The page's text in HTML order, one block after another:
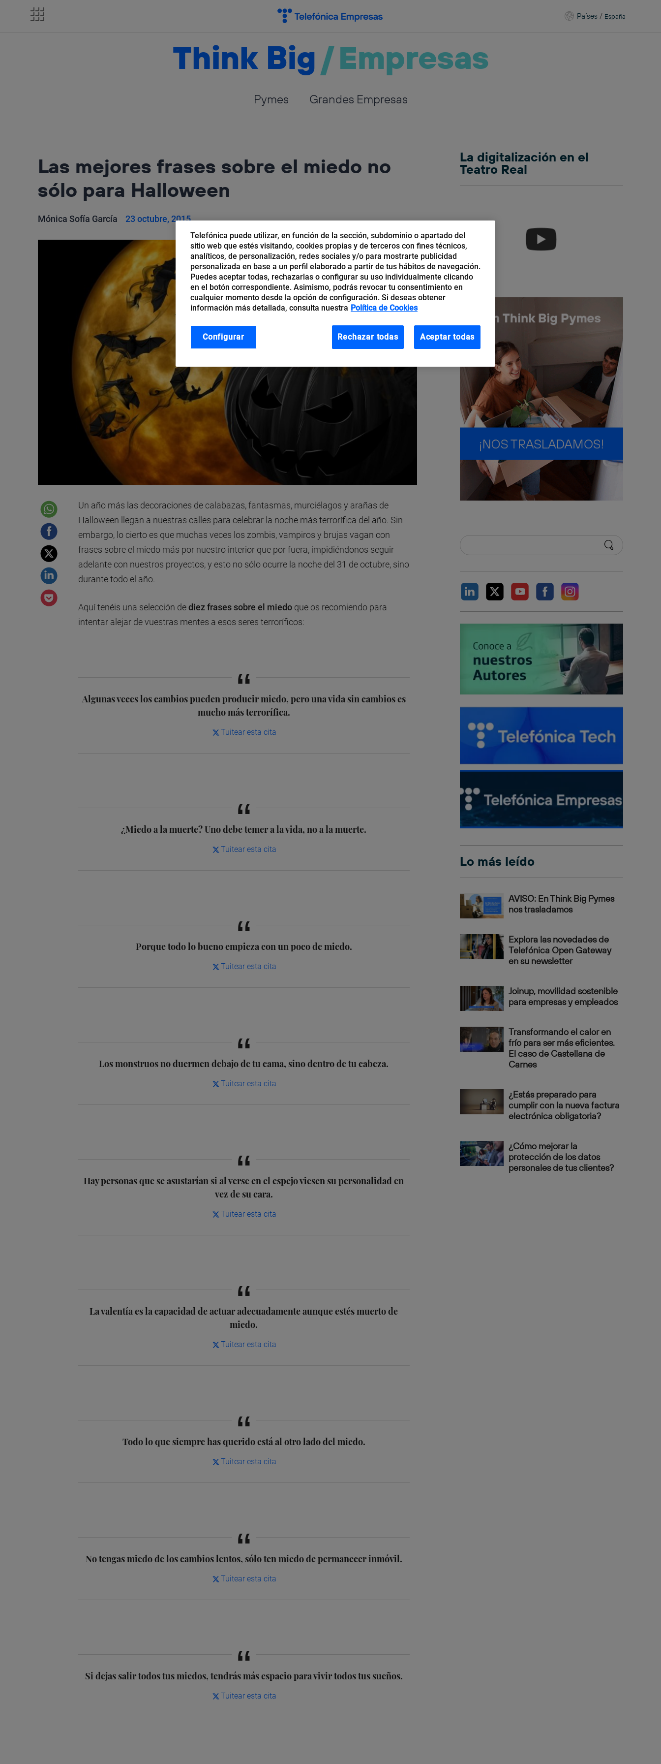
Países / España
Think Big/Empresas
Pymes Grandes Empresas
Las mejores frases sobre el miedo no
sólo para Halloween
Mónica Sofía García 23 octubre, 2015
Un año más las decoraciones de calabazas, fantasmas, murciélagos y arañas de
Halloween llegan a nuestras calles para celebrar la noche más terrorífica del año. Sin
embargo, lo cierto es que muchas veces los zombis, vampiros y brujas vagan con
frases sobre el miedo más por nuestro interior que por fuera, impidiéndonos seguir
adelante con nuestros proyectos, y esto no sólo ocurre la noche del 31 de octubre, sino
durante todo el año.
Aquí tenéis una selección dediez frases sobre el miedoque os recomiendo para
intentar alejar de vuestras mentes a esos seres terroríficos:
Algunas veces los cambios pueden producir miedo, pero una vida sin cambios es
mucho más terrorífica.
Tuitear esta cita
¿Miedo a la muerte? Uno debe temer a la vida, no a la muerte.
Tuitear esta cita
Porque todo lo bueno empieza con un poco de miedo.
Tuitear esta cita
Los monstruos no duermen debajo de tu cama, sino dentro de tu cabeza.
Tuitear esta cita
Hay personas que se asustarían si al verse en el espejo viesen su personalidad en
vez de su cara.
Tuitear esta cita
La valentía es la capacidad de actuar adecuadamente aunque estés muerto de
miedo.
Tuitear esta cita
Todo lo que siempre has querido está al otro lado del miedo.
Tuitear esta cita
No tengas miedo de los cambios lentos, sólo ten miedo de permanecer inmóvil.
Tuitear esta cita
Si dejas salir todos tus miedos, tendrás más espacio para vivir todos tus sueños.
Tuitear esta cita
La digitalización en el
Teatro Real
Lo más leído
AVISO: En Think Big Pymes
nos trasladamos
Explora las novedades de
Telefónica Open Gateway
en su newsletter
Joinup, movilidad sostenible
para empresas y empleados
Transformando el calor en
frío para ser más eficientes.
El caso de Castellana de
Carnes
¿Estás preparado para
cumplir con la nueva factura
electrónica obligatoria?
¿Cómo mejorar la
protección de los datos
personales de tus clientes?
Telefónica puede utilizar, en función de la sección, subdominio o apartado del
sitio web que estés visitando, cookies propias y de terceros con fines técnicos,
analíticos, de personalización, redes sociales y/o para mostrarte publicidad
personalizada en base a un perfil elaborado a partir de tus hábitos de navegación.
Puedes aceptar todas, rechazarlas o configurar su uso individualmente clicando
en el botón correspondiente. Asimismo, podrás revocar tu consentimiento en
cualquier momento desde la opción de configuración. Si deseas obtener
información más detallada, consulta nuestra Política de Cookies
Rechazar todas Aceptar todas
Configurar